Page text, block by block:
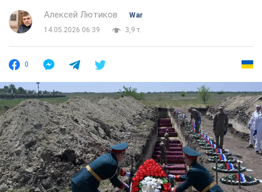
Алексей Лютиков
War
14.05.2026 06:39
3,9 т.
0